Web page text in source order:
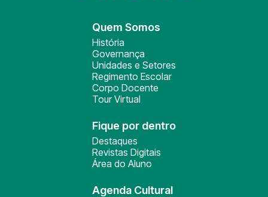
Quem Somos
História
Governança
Unidades e Setores
Regimento Escolar
Corpo Docente
Tour Virtual
Fique por dentro
Destaques
Revistas Digitais
Área do Aluno
Agenda Cultural